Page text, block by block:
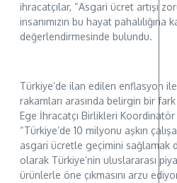
ihracatçılar, “Asgari ücret artışı
insanımızın bu hayat pahalılığına
değerlendirmesinde bulundu.
Türkiye’de ilan edilen enflasyon
rakamları arasında belirgin bir
Ege İhracatçı Birlikleri Koordinatör
“Türkiye’de 10 milyonu aşkın
asgari ücretle geçimini sağlamak
olarak Türkiye’nin uluslararası
ürünlerle öne çıkmasını arzu